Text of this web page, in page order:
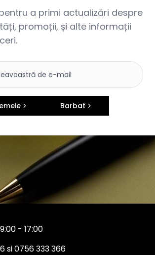
a primi actualizări despre
promoții, și alte informații
Barbat
- 17:00
si0756 333 366